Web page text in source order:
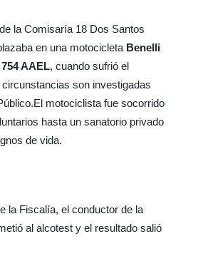
la Comisaría 18 Dos Santos
en una motocicleta Benelli
754 AAEL, cuando sufrió el
son investigadas
El motociclista fue socorrido
hasta un sanatorio privado
de vida.
la Fiscalía, el conductor de la
al alcotest y el resultado salió